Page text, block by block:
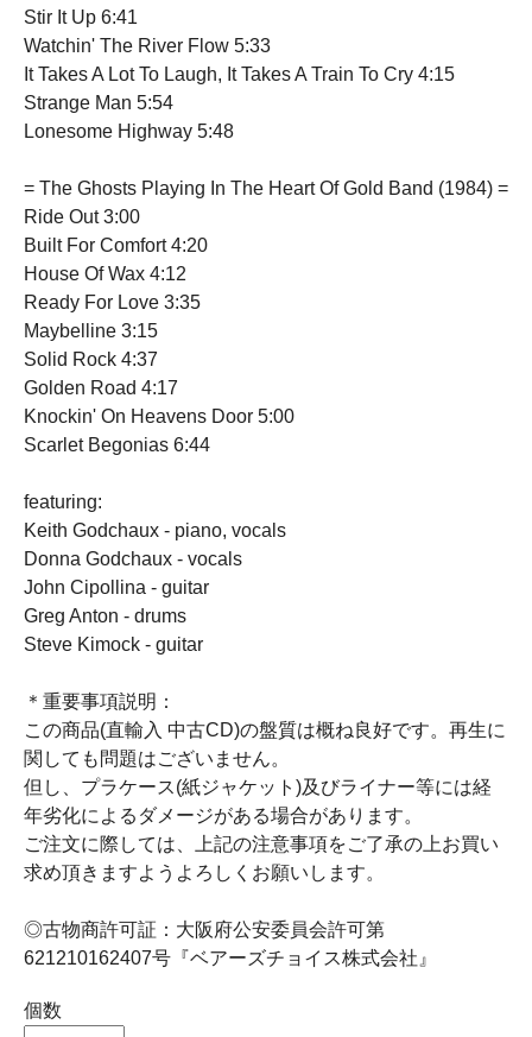
Stir It Up 6:41
Watchin' The River Flow 5:33
It Takes A Lot To Laugh, It Takes A Train To Cry 4:15
Strange Man 5:54
Lonesome Highway 5:48
= The Ghosts Playing In The Heart Of Gold Band (1984) =
Ride Out 3:00
Built For Comfort 4:20
House Of Wax 4:12
Ready For Love 3:35
Maybelline 3:15
Solid Rock 4:37
Golden Road 4:17
Knockin' On Heavens Door 5:00
Scarlet Begonias 6:44
featuring:
Keith Godchaux - piano, vocals
Donna Godchaux - vocals
John Cipollina - guitar
Greg Anton - drums
Steve Kimock - guitar
＊重要事項説明：
この商品(直輸入 中古CD)の盤質は概ね良好です。再生に
関しても問題はございません。
但し、プラケース(紙ジャケット)及びライナー等には経
年劣化によるダメージがある場合があります。
ご注文に際しては、上記の注意事項をご了承の上お買い
求め頂きますようよろしくお願いします。
◎古物商許可証：大阪府公安委員会許可第
621210162407号『ベアーズチョイス株式会社』
個数